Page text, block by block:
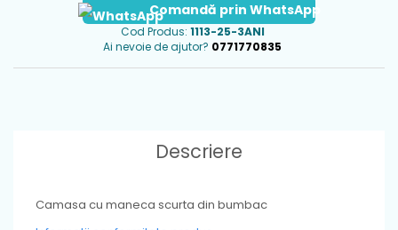
Comandă prin WhatsApp
Cod Produs: 1113-25-3ANI
Ai nevoie de ajutor? 0771770835
Descriere
Camasa cu maneca scurta din bumbac